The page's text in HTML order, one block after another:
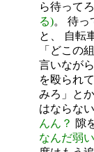
ら待って
る)。 待っ
と、 自転
「どこの
言いなが
を殴られ
みろ」と
はならな
んん？ 隙
なんだ弱